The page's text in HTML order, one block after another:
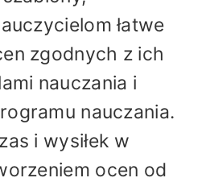
łatwe
zgodnych z ich
nauczania i
nauczania.
i wysiłek w
ocen od